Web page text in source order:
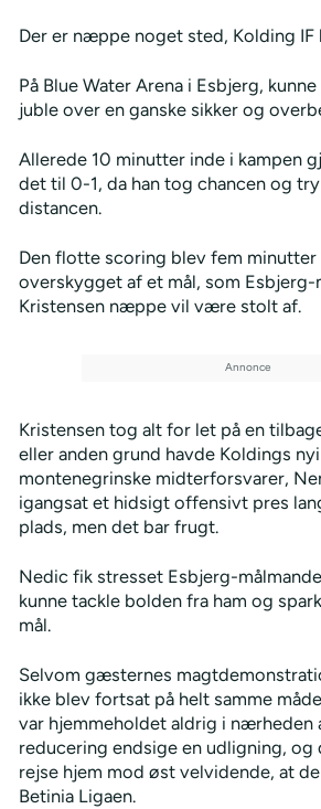
Der er næppe noget sted, Kolding IF
På Blue Water Arena i Esbjerg,
juble over en ganske sikker og
Allerede 10 minutter inde i kampen
det til 0-1, da han tog chancen og
distancen.
Den flotte scoring blev fem minutter
overskygget af et mål, som Esbjerg-
Kristensen næppe vil være stolt af.
Kristensen tog alt for let på en
eller anden grund havde Koldings
montenegrinske midterforsvarer,
igangsat et hidsigt offensivt pres
plads, men det bar frugt.
Nedic fik stresset Esbjerg-
kunne tackle bolden fra ham og
mål.
Selvom gæsternes
ikke blev fortsat på helt samme
var hjemmeholdet aldrig i nærheden
reducering endsige en udligning, og
rejse hjem mod øst velvidende, at
Betinia Ligaen.